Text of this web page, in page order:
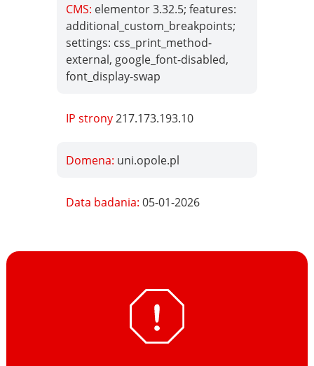
CMS: elementor 3.32.5; features:
additional_custom_breakpoints;
settings: css_print_method-
external, google_font-disabled,
font_display-swap
IP strony217.173.193.10
Domena: uni.opole.pl
Data badania:05-01-2026